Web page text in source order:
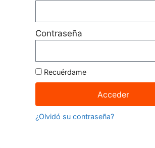
Contraseña
Recuérdame
Acceder
¿Olvidó su contraseña?